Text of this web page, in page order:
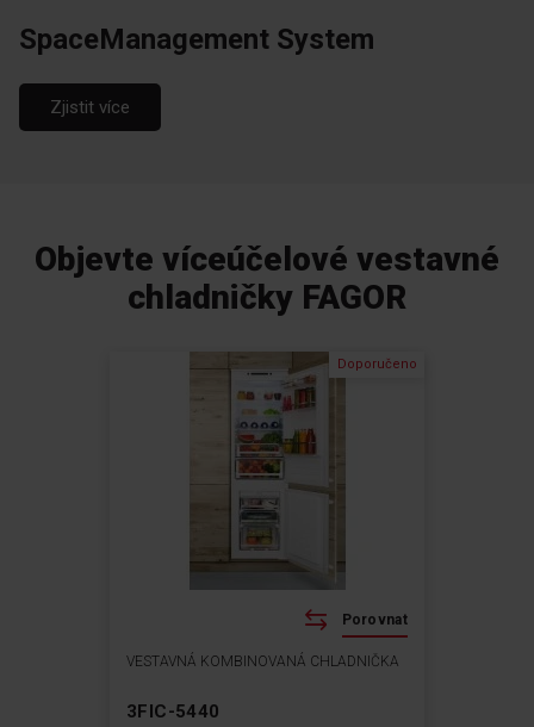
SpaceManagement System
Zjistit více
Objevte víceúčelové vestavné
chladničky FAGOR
VESTAVNÁ KOMBINOVANÁ CHLADNIČKA
3FIC-5440
Porovnat
Doporučeno